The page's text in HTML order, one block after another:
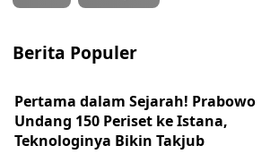
Berita Populer
Pertama dalam Sejarah! Prabowo
Undang 150 Periset ke Istana,
Teknologinya Bikin Takjub